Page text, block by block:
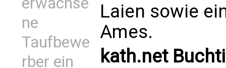
ne
Taufbewe
rber ein
Laien sowie
Ames.
kath.net